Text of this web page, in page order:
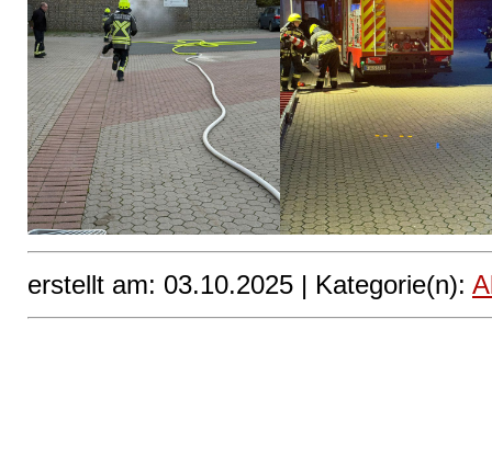
erstellt am: 03.10.2025 | Kategorie(n):